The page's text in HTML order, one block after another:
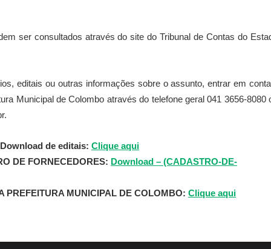
ser consultados através do site do Tribunal de Contas do
editais ou outras informações sobre o assunto, entrar em
Municipal de Colombo através do telefone geral 041 3656-8080
de editais: Clique aqui
DE FORNECEDORES: Download – (CADASTRO-DE-
PREFEITURA MUNICIPAL DE COLOMBO: Clique aqui